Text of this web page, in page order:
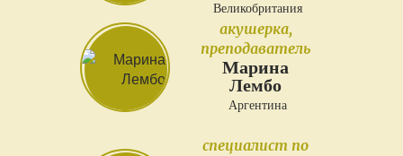
Великобритания
акушерка,
преподаватель
Марина
Лембо
Аргентина
специалист по